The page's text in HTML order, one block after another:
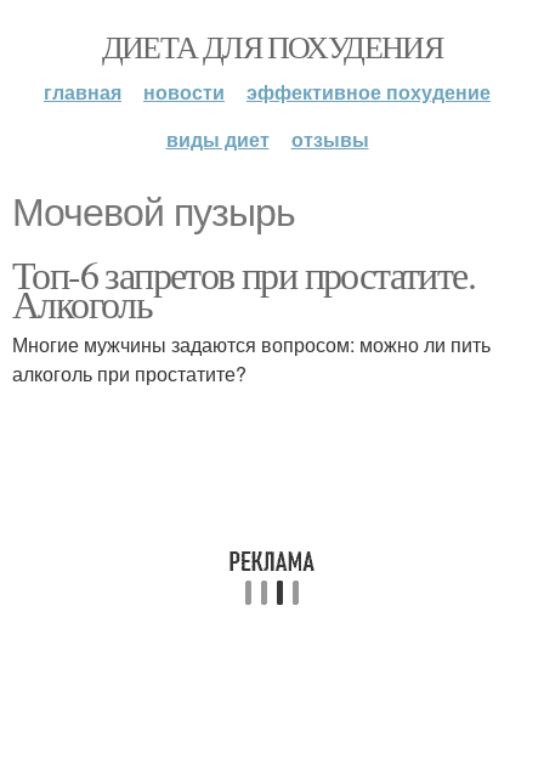
ДИЕТА ДЛЯ ПОХУДЕНИЯ
главная новости
эффективное похудение
виды диет
отзывы
Мочевой пузырь
Топ-6 запретов при простатите.
Алкоголь
Многие мужчины задаются вопросом: можно ли пить
алкоголь при простатите?